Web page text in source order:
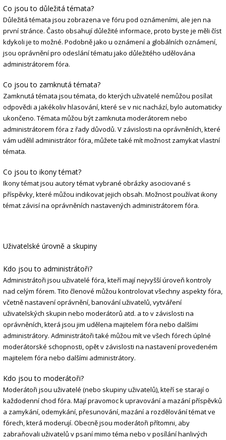
Co jsou to důležitá témata?
Důležitá témata jsou zobrazena ve fóru pod oznámeními, ale jen na
první stránce. Často obsahují důležité informace, proto byste je měli číst
kdykoli je to možné. Podobně jako u oznámení a globálních oznámení,
jsou oprávnění pro odeslání tématu jako důležitého udělována
administrátorem fóra.
Co jsou to zamknutá témata?
Zamknutá témata jsou témata, do kterých uživatelé nemůžou posílat
odpovědi a jakékoliv hlasování, které se v nic nachází, bylo automaticky
ukončeno. Témata můžou být zamknuta moderátorem nebo
administrátorem fóra z řady důvodů. V závislosti na oprávněních, které
vám udělil administrátor fóra, můžete také mít možnost zamykat vlastní
témata.
Co jsou to ikony témat?
Ikony témat jsou autory témat vybrané obrázky asociované s
příspěvky, které můžou indikovat jejich obsah. Možnost používat ikony
témat závisí na oprávněních nastavených administrátorem fóra.
Uživatelské úrovně a skupiny
Kdo jsou to administrátoři?
Administrátoři jsou uživatelé fóra, kteří mají nejvyšší úroveň kontroly
nad celým fórem. Tito členové můžou kontrolovat všechny aspekty fóra,
včetně nastavení oprávnění, banování uživatelů, vytváření
uživatelských skupin nebo moderátorů atd. a to v závislosti na
oprávněních, která jsou jim udělena majitelem fóra nebo dalšími
administrátory. Administrátoři také můžou mít ve všech fórech úplné
moderátorské schopnosti, opět v závislosti na nastavení provedeném
majitelem fóra nebo dalšími administrátory.
Kdo jsou to moderátoři?
Moderátoři jsou uživatelé (nebo skupiny uživatelů), kteří se starají o
každodenní chod fóra. Mají pravomoc k upravování a mazání příspěvků
a zamykání, odemykání, přesunování, mazání a rozdělování témat ve
fórech, která moderují. Obecně jsou moderátoři přítomni, aby
zabraňovali uživatelů v psaní mimo téma nebo v posílání hanlivých